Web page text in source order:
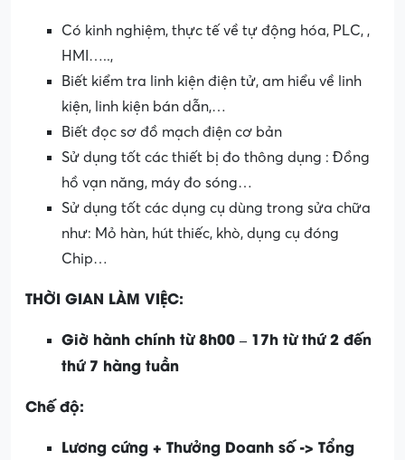
Có kinh nghiệm, thực tế về tự động hóa, PLC, ,
HMI…..,
Biết kiểm tra linh kiện điện tử, am hiểu về linh
kiện, linh kiện bán dẫn,…
Biết đọc sơ đồ mạch điện cơ bản
Sử dụng tốt các thiết bị đo thông dụng : Đồng
hồ vạn năng, máy đo sóng…
Sử dụng tốt các dụng cụ dùng trong sửa chữa
như: Mỏ hàn, hút thiếc, khò, dụng cụ đóng
Chip…
THỜI GIAN LÀM VIỆC:
Giờ hành chính từ 8h00 – 17h từ thứ 2 đến
thứ 7 hàng tuần
Chế độ:
Lương cứng + Thưởng Doanh số -> Tổng